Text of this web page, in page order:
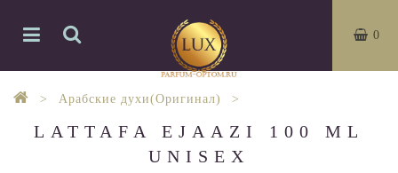
0
Арабские духи(Оригинал)
LATTAFA EJAAZI 100 ML
UNISEX